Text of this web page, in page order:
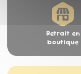
Retrait en
boutique